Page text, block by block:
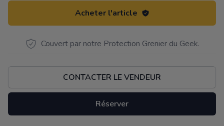
Acheter l'article
Couvert par notre Protection Grenier du Geek.
CONTACTER LE VENDEUR
Réserver